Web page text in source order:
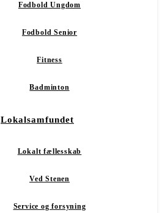
Fodbold Ungdom
Fodbold Senior
Fitness
Badminton
Lokalsamfundet
Lokalt fællesskab
Ved Stenen
Service og forsyning